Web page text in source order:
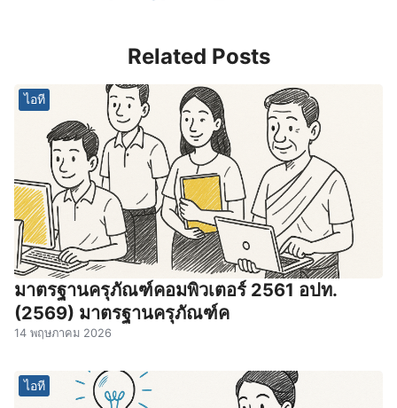
Related Posts
ไอที
มาตรฐานครุภัณฑ์คอมพิวเตอร์ 2561 อปท.
(2569) มาตรฐานครุภัณฑ์ค
14 พฤษภาคม 2026
ไอที